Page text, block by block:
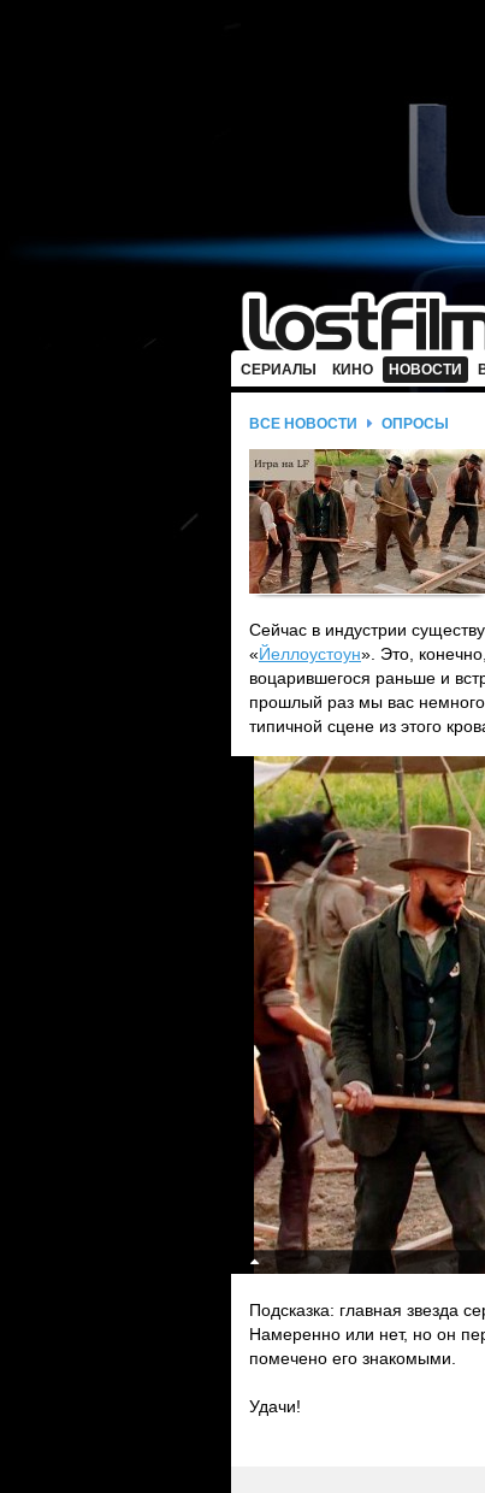
СЕРИАЛЫ КИНО НОВОСТИ
ВСЕ НОВОСТИ ОПРОСЫ
Сейчас в индустрии
«Йеллоустоун». Это,
воцарившегося раньше и
прошлый раз мы вас
типичной сцене из этого
Подсказка: главная звезда
Намеренно или нет, но он
помечено его знакомыми.
Удачи!